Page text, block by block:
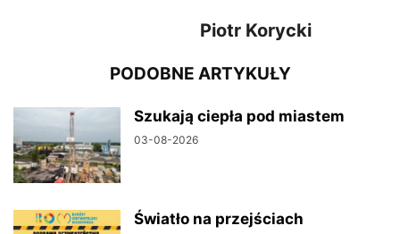
Piotr Korycki
PODOBNE ARTYKUŁY
Szukają ciepła pod miastem
03-08-2026
Światło na przejściach